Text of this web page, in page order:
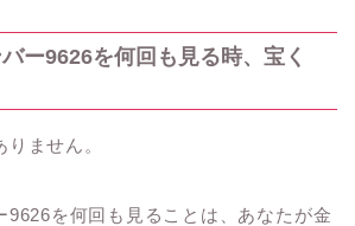
ー9626を何回も見る時、宝く
ません。
9626を何回も見ることは、あなたが金